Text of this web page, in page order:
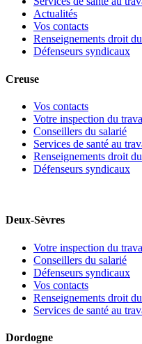
Actualités
Vos contacts
Renseignements droit
Défenseurs syndicaux
Creuse
Vos contacts
Votre inspection du
Conseillers du salarié
Services de santé au
Renseignements droit
Défenseurs syndicaux
Deux-Sèvres
Votre inspection du
Conseillers du salarié
Défenseurs syndicaux
Vos contacts
Renseignements droit
Services de santé au
Dordogne